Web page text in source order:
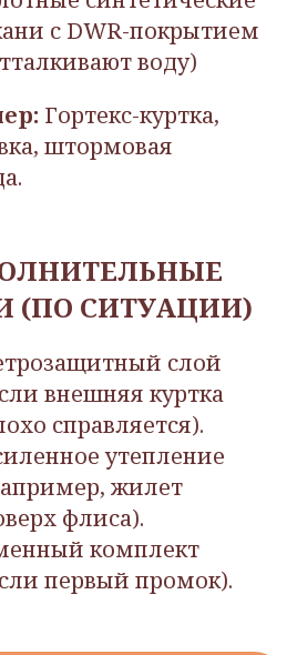
с DWR-покрытием
воду)
Гортекс-куртка,
штормовая
(ПО СИТУАЦИИ)
слой
внешняя куртка
справляется).
утепление
жилет
флиса).
комплект
первый промок).